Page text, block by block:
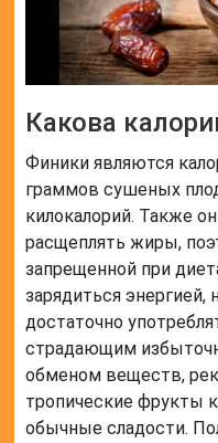
Какова
Финики являются
граммов сушеных
килокалорий. Также
расщеплять жиры,
запрещенной при
зарядиться энергией,
достаточно
страдающим
обменом веществ,
тропические фрукты
обычные сладости.